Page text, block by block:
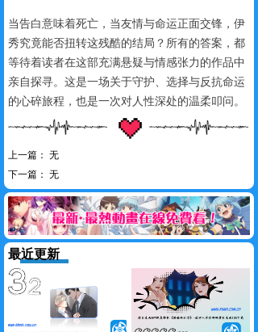
上一篇： 无
下一篇： 无
当告白意味着死亡，当友情与命运正面交锋，伊
秀究竟能否扭转这残酷的结局？所有的答案，都
等待着读者在这部充满悬疑与情感张力的作品中
亲自探寻。这是一场关于守护、选择与反抗命运
的心碎旅程，也是一次对人性深处的温柔叩问。
最近更新